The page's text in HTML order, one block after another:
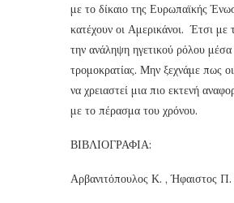
με το δίκαιο της Ευρωπαϊκής
κατέχουν οι Αμερικάνοι. Έτσι με
την ανάληψη ηγετικού ρόλου
τρομοκρατίας. Μην ξεχνάμε πως
να χρειαστεί μια πιο εκτενή
με το πέρασμα του χρόνου.
ΒΙΒΛΙΟΓΡΑΦΙΑ:
Αρβανιτόπουλος Κ. , Ήφαιστος